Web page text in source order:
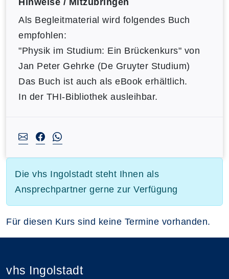
Als Begleitmaterial wird folgendes Buch
empfohlen:
"Physik im Studium: Ein Brückenkurs" von
Jan Peter Gehrke (De Gruyter Studium)
Das Buch ist auch als eBook erhältlich.
In der THI-Bibliothek ausleihbar.
Die vhs Ingolstadt steht Ihnen als
Ansprechpartner gerne zur Verfügung
Für diesen Kurs sind keine Termine vorhanden.
vhs Ingolstadt